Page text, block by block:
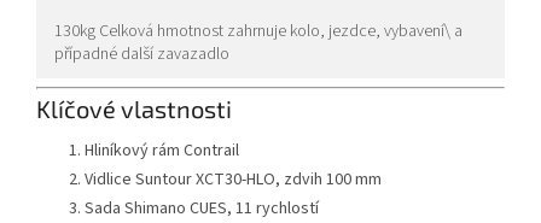
130kg Celková hmotnost zahrnuje kolo, jezdce, vybavení\ a
případné další zavazadlo
Klíčové vlastnosti
Hliníkový rám Contrail
Vidlice Suntour XCT30-HLO, zdvih 100 mm
Sada Shimano CUES, 11 rychlostí